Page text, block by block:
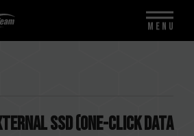
SSD (One-Click Data
MENU